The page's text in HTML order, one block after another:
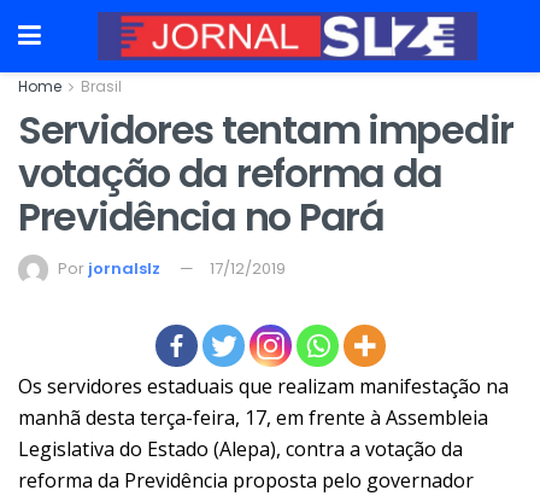
Home Brasil
Servidores tentam impedir
votação da reforma da
Previdência no Pará
Por jornalslz 17/12/2019
Os servidores estaduais que realizam manifestação na
manhã desta terça-feira, 17, em frente à Assembleia
Legislativa do Estado (Alepa), contra a votação da
reforma da Previdência proposta pelo governador